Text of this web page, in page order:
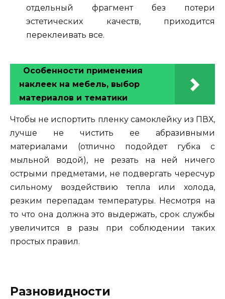
отдельный фрагмент без потери
эстетических качеств, приходится
переклеивать все.
Особенности применения
наклеек на мебель, выбор
материалов и тематики
Чтобы не испортить пленку самоклейку из ПВХ,
лучше не чистить ее абразивными
материалами (отлично подойдет губка с
мыльной водой), не резать на ней ничего
острыми предметами, не подвергать чересчур
сильному воздействию тепла или холода,
резким перепадам температуры. Несмотря на
то что она должна это выдержать, срок службы
увеличится в разы при соблюдении таких
простых правил.
Разновидности